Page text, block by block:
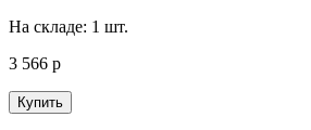
На складе: 1 шт.
3 566 р
Купить